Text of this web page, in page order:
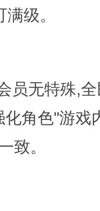
级。
员无特殊,
化角色"游戏
致。